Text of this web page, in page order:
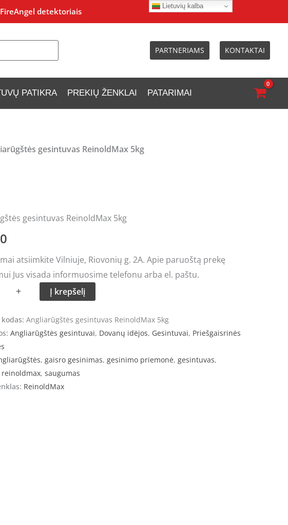
detektoriais
PARTNERIAMS KONTAKTAI
PATIKRA PREKIŲ ŽENKLAI PATARIMAI
gesintuvas ReinoldMax 5kg
gesintuvas ReinoldMax 5kg
atsiimkite Vilniuje, Riovonių g. 2A. Apie paruoštą prekę
Jus visada informuosime telefonu arba el. paštu.
+ Į krepšelį
Angliarūgštės gesintuvas ReinoldMax 5kg
Angliarūgštės gesintuvai, Dovanų idėjos, Gesintuvai, Priešgaisrinės
, gaisro gesinimas, gesinimo priemonė, gesintuvas,
reinoldmax, saugumas
ReinoldMax
Lietuvių kalba